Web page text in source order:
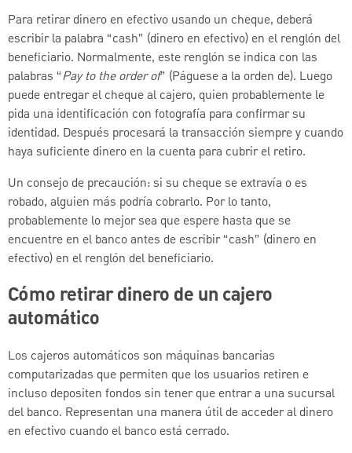
Para retirar dinero en efectivo usando un cheque, deberá
escribir la palabra “cash” (dinero en efectivo) en el renglón del
beneficiario. Normalmente, este renglón se indica con las
palabras “Pay to the order of” (Páguese a la orden de). Luego
puede entregar el cheque al cajero, quien probablemente le
pida una identificación con fotografía para confirmar su
identidad. Después procesará la transacción siempre y cuando
haya suficiente dinero en la cuenta para cubrir el retiro.
Un consejo de precaución: si su cheque se extravía o es
robado, alguien más podría cobrarlo. Por lo tanto,
probablemente lo mejor sea que espere hasta que se
encuentre en el banco antes de escribir “cash” (dinero en
efectivo) en el renglón del beneficiario.
Cómo retirar dinero de un cajero
automático
Los cajeros automáticos son máquinas bancarias
computarizadas que permiten que los usuarios retiren e
incluso depositen fondos sin tener que entrar a una sucursal
del banco. Representan una manera útil de acceder al dinero
en efectivo cuando el banco está cerrado.